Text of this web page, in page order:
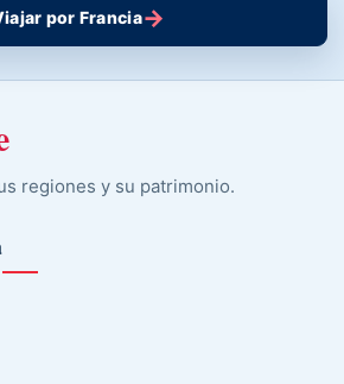
por Francia→
regiones y su patrimonio.